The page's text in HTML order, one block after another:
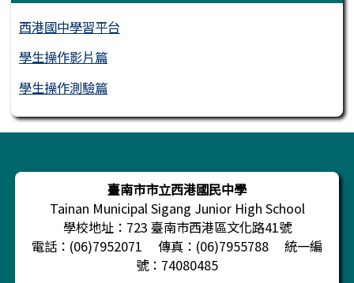
西港國中學習平台
學生操作影片篇
學生操作測驗篇
臺南市市立西港國民中學
Tainan Municipal Sigang Junior High School
學校地址：723 臺南市西港區文化路41號
電話：(06)7952071 傳真：(06)7955788 統一編
號：74080485